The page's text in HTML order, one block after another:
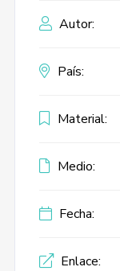
Autor:
País:
Material:
Medio:
Fecha:
Enlace: